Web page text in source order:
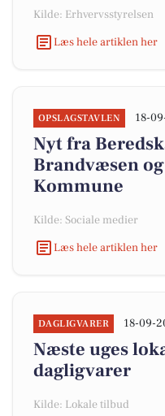
Kilde: Erhvervsstyrelsen
Læs hele artiklen her
OPSLAGSTAVLEN 18-
Nyt fra
Brandvæsen
Kommune
Kilde: Sociale medier
Læs hele artiklen her
DAGLIGVARER 18-09-
Næste uges
dagligvarer
Kilde: Lokale tilbud